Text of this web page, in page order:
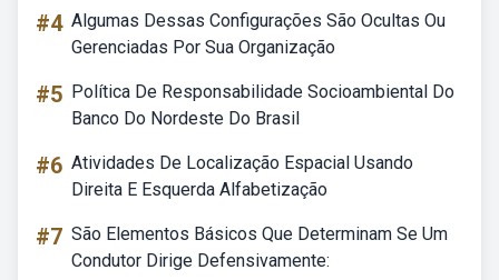
#4 Algumas Dessas Configurações São Ocultas Ou
Gerenciadas Por Sua Organização
#5 Política De Responsabilidade Socioambiental Do
Banco Do Nordeste Do Brasil
#6 Atividades De Localização Espacial Usando
Direita E Esquerda Alfabetização
#7 São Elementos Básicos Que Determinam Se Um
Condutor Dirige Defensivamente: